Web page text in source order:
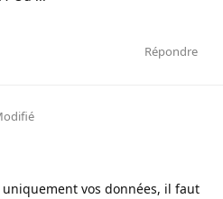
Répondre
vos données, il faut